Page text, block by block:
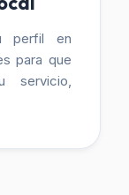
perfil en
para que
servicio,